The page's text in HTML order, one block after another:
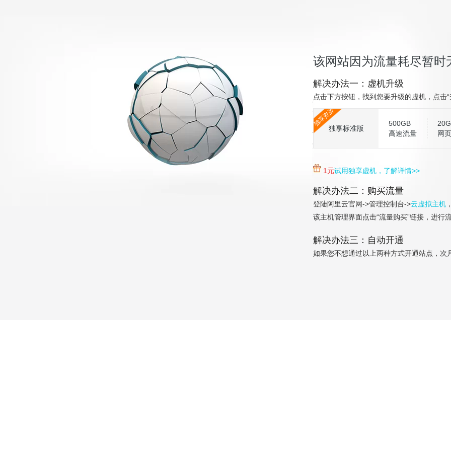
该网站因为流量耗尽暂时
解决办法一：虚机升级
点击下方按钮，找到您要升级的虚机，点击
独享资源
独享标准版
500GB
高速流量
网
1元试用独享虚机，了解详情>>
解决办法二：购买流量
登陆阿里云官网->管理控制台->云虚拟主机
该主机管理界面点击“流量购买”链接，进行
解决办法三：自动开通
如果您不想通过以上两种方式开通站点，次